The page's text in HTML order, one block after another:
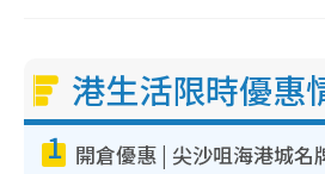
港生活限時優惠
1